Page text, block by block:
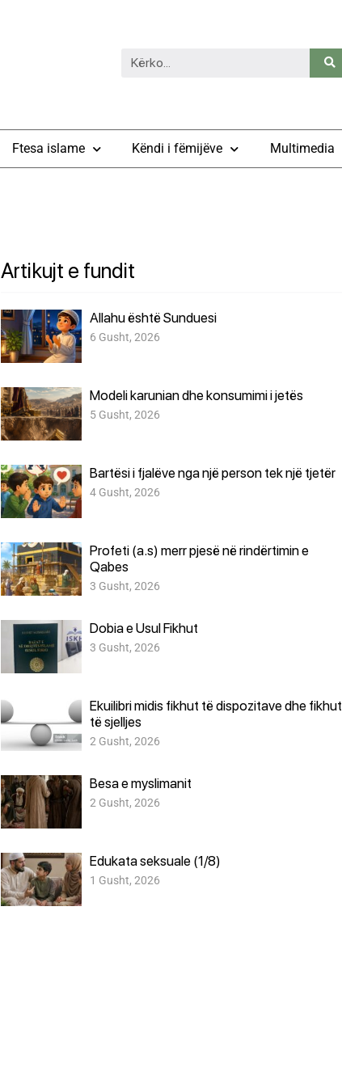
Ftesa islame Këndi i fëmijëve Multimedia
Artikujt e fundit
Allahu është Sunduesi
6 Gusht, 2026
Modeli karunian dhe konsumimi i jetës
5 Gusht, 2026
Bartësi i fjalëve nga një person tek një tjetër
4 Gusht, 2026
Profeti (a.s) merr pjesë në rindërtimin e
Qabes
3 Gusht, 2026
Dobia e Usul Fikhut
3 Gusht, 2026
Ekuilibri midis fikhut të dispozitave dhe fikhut
të sjelljes
2 Gusht, 2026
Besa e myslimanit
2 Gusht, 2026
Edukata seksuale (1/8)
1 Gusht, 2026